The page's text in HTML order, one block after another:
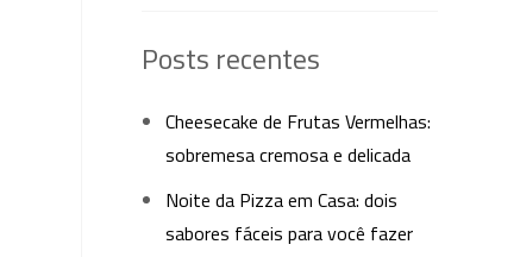
Posts recentes
Cheesecake de Frutas Vermelhas:
sobremesa cremosa e delicada
Noite da Pizza em Casa: dois
sabores fáceis para você fazer